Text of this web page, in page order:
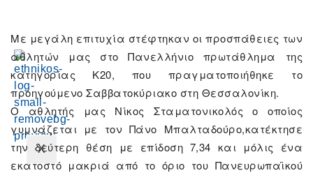
X
Με μεγάλη επιτυχία στέφτηκαν οι προσπάθειες των
αθλητών μας στο Πανελλήνιο πρωτάθλημα της
κατηγορίας Κ20, που πραγματοποιήθηκε το
προηγούμενο Σαββατοκύριακο στη Θεσσαλονίκη.
Ο αθλητής μας Νίκος Σταματονικολός ο οποίος
γυμνάζεται με τον Πάνο Μπαλταδούρο,κατέκτησε
την δεύτερη θέση με επίδοση 7,34 και μόλις ένα
εκατοστό μακριά από το όριο του Πανευρωπαϊκού